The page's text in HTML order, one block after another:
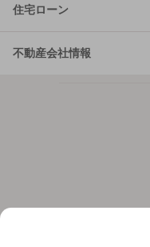
住宅ローン
不動産会社情報